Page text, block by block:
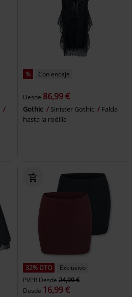
% Con encaje
Desde 86,99 €
Gothic Sinister Gothic
Falda
hasta la rodilla
32% DTO
Exclusivo
PVPR Desde 24,99 €
Desde 16,99 €